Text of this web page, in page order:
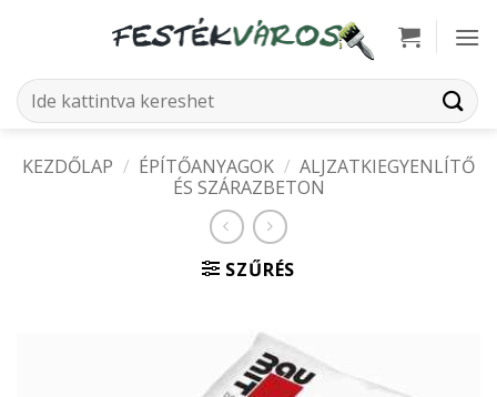
Keresés
a
KEZDŐLAP / ÉPÍTŐANYAGOK / ALJZATKIEGYENLÍTŐ
ÉS SZÁRAZBETON
SZŰRÉS